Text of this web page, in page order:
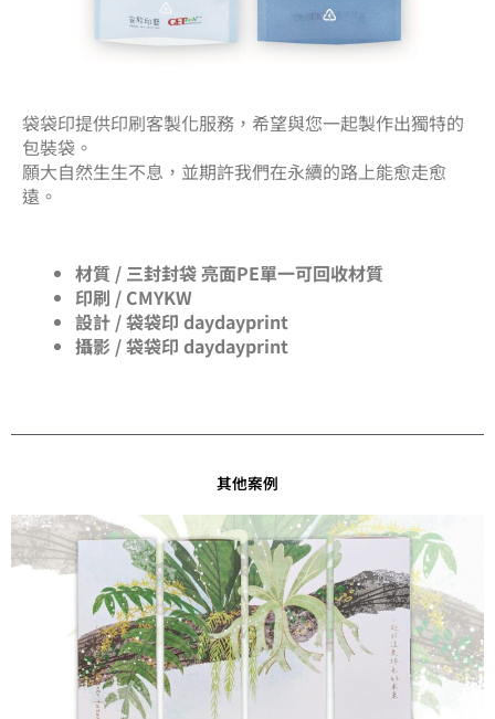
袋袋印提供印刷客製化服務，希望與您一起製作出獨特的
包裝袋。
願大自然生生不息，並期許我們在永續的路上能愈走愈
遠。
材質 / 三封封袋 亮面PE單一可回收材質
印刷 / CMYKW
設計 / 袋袋印 daydayprint
攝影 / 袋袋印 daydayprint
其他案例